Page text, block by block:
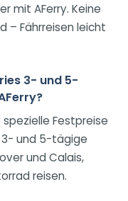
mit AFerry. Keine
– Fährreisen leicht
3- und 5-
Festpreise
3- und 5-tägige
und Calais,
reisen.